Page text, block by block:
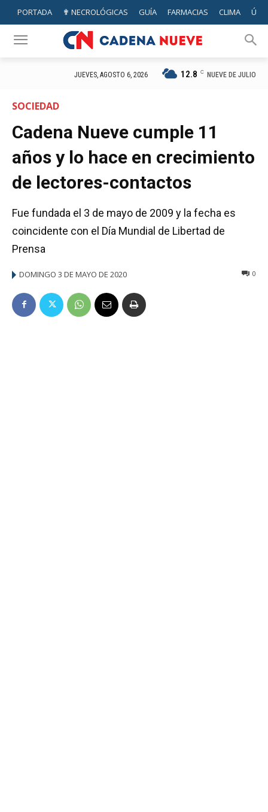
PORTADA ✟ NECROLÓGICAS GUÍA FARMACIAS CLIMA
JUEVES, AGOSTO 6, 2026 12.8 C NUEVE DE JULIO
SOCIEDAD
Cadena Nueve cumple 11
años y lo hace en crecimiento
de lectores-contactos
Fue fundada el 3 de mayo de 2009 y la fecha es
coincidente con el Día Mundial de Libertad de
Prensa
DOMINGO 3 DE MAYO DE 2020 0